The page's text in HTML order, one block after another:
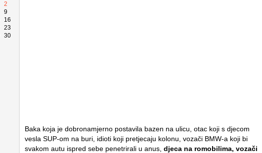
2
9
16
23
30
Baka koja je dobronamjerno postavila bazen na ulicu, otac koji s djecom
vesla SUP-om na buri, idioti koji pretjecaju kolonu, vozači BMW-a koji bi
svakom autu ispred sebe penetrirali u anus, djeca na romobilima, vozači